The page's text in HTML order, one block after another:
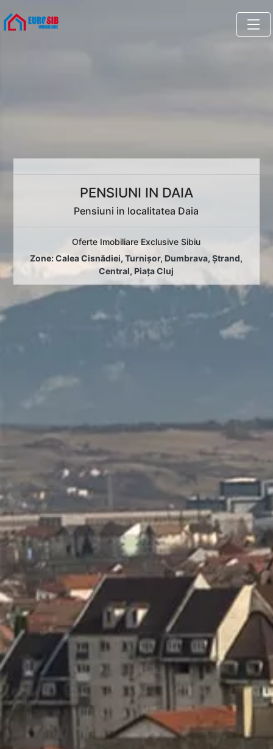
PENSIUNI IN DAIA
Pensiuni in localitatea Daia
Oferte Imobiliare Exclusive Sibiu
Zone:Calea Cisnădiei,Turnișor,Dumbrava,Ștrand,
Central, Piața Cluj